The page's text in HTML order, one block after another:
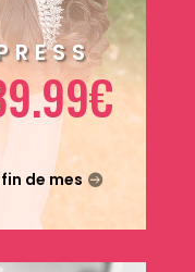
de mes